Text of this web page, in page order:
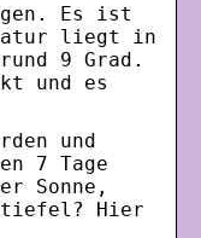
Es ist
liegt in
9 Grad.
und es
und
7 Tage
Sonne,
Hier